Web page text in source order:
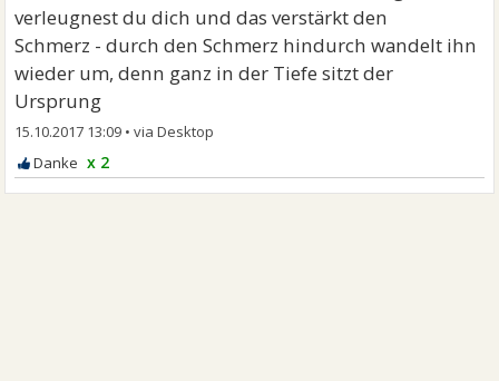
verleugnest du dich und das verstärkt den
Schmerz - durch den Schmerz hindurch wandelt ihn
wieder um, denn ganz in der Tiefe sitzt der
Ursprung
15.10.2017 13:09 •
x 2